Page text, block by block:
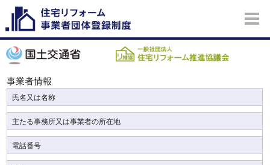
事業者情報
氏名又は名称
主たる事務所又は事業者の所在地
電話番号